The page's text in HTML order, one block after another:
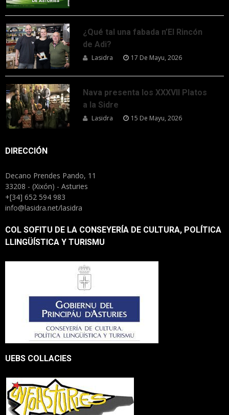
¿Qué tal una fabada n’El Rincón
de Adi?
Lasidra 17 De Mayu, 2026
Nava presenta los XXXVII Platos
a la Sidre
Lasidra 15 De Mayu, 2026
DIRECCIÓN
Decano Prendes Pando, 11
33208 - (Xixón) - Asturies
+[34] 652 594 983
info@lasidra.net/lasidra
COL SOFITU DE LA CONSEYERÍA DE CULTURA, POLÍTICA
LLINGÜÍSTICA Y TURISMU
UEBS COLLACIES